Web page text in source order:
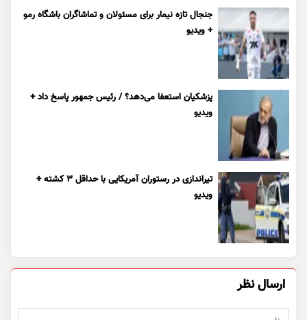
جنجال تازه نیمار برای مسئولان و تماشاگران باشگاه رمو
+ ویدیو
پزشکیان استعفا می‌دهد؟ / رئیس جمهور پاسخ داد +
ویدیو
تیراندازی در رستوران آمریکایی با حداقل ۳ کشته +
ویدیو
ارسال نظر